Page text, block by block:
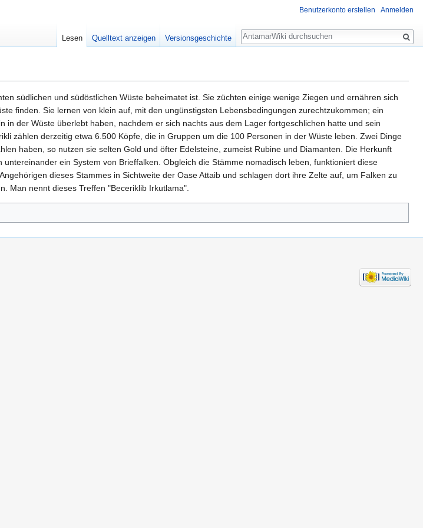
südlichen und südöstlichen Wüste beheimatet ist. Sie züchten einige wenige Ziegen und ernähren sich
finden. Sie lernen von klein auf, mit den ungünstigsten Lebensbedingungen zurechtzukommen; ein
in der Wüste überlebt haben, nachdem er sich nachts aus dem Lager fortgeschlichen hatte und sein
zählen derzeitig etwa 6.500 Köpfe, die in Gruppen um die 100 Personen in der Wüste leben. Zwei Dinge
haben, so nutzen sie selten Gold und öfter Edelsteine, zumeist Rubine und Diamanten. Die Herkunft
ein System von Brieffalken. Obgleich die Stämme nomadisch leben, funktioniert diese
dieses Stammes in Sichtweite der Oase Attaib und schlagen dort ihre Zelte auf, um Falken zu
Man nennt dieses Treffen "Beceriklib Irkutlama".
Benutzerkonto erstellen Anmelden
Lesen Quelltext anzeigen Versionsgeschichte
Suche